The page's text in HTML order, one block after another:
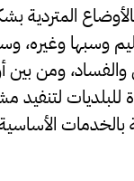
المتردية
وسبها وغيره،
ومن بين
للبلديات لتنفيد
الأساسية